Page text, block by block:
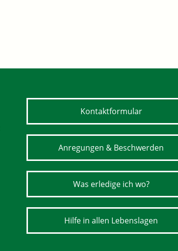
Kontaktformular
Anregungen & Beschwerden
Was erledige ich wo?
Hilfe in allen Lebenslagen